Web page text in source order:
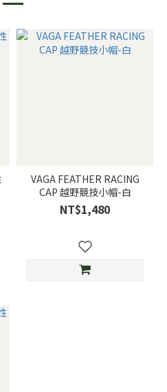
VAGA FEATHER RACING
CAP 越野競技小帽-白
NT$1,480